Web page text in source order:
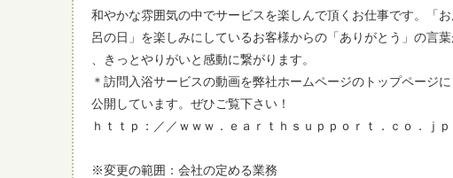
和やかな雰囲気の中でサービスを楽しんで頂くお仕事です。「
呂の日」を楽しみにしているお客様からの「ありがとう」の言
、きっとやりがいと感動に繋がります。
＊訪問入浴サービスの動画を弊社ホームページのトップペー
公開しています。ぜひご覧下さい！
ｈｔｔｐ：／／ｗｗｗ．ｅａｒｔｈｓｕｐｐｏｒｔ．ｃｏ．ｊｐ
※変更の範囲：会社の定める業務